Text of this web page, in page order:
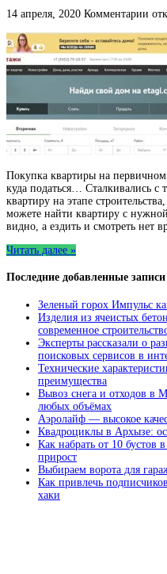
14 апреля, 2020 Комментарии к
🔎
🏠
в
—
Покупка квартиры на
куда податься… Сталкивались с
квартиру на этапе
можете найти квартиру с
видно, а ездить и смотреть нет
Читать далее »
Последние добавленные записи
Зеленый горох Импульс
Изделия из ячеистых
современное
Эксперты рассказали о
поисковых сервисов в
Технические
преимущества
Вывоз снега и отходов в
любых объёмах
Аэролайф — высокое
Квадроциклы в Архызе:
Как набрать от 10
прирост
Выбираем ворота для
Как привлечь
хаки